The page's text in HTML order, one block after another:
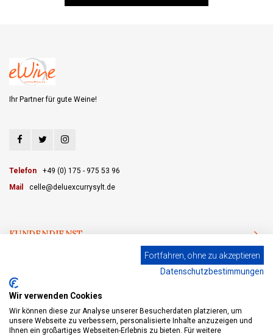
Ihr Partner für gute Weine!
Telefon
+49 (0) 175 - 975 53 96
Mail
celle@deluexcurrysylt.de
KUNDENDIENST
MEIN KONTO
Fortfahren, ohne zu akzeptieren
Datenschutzbestimmungen
Wir verwenden Cookies
Wir können diese zur Analyse unserer Besucherdaten platzieren, um
unsere Webseite zu verbessern, personalisierte Inhalte anzuzeigen und
Ihnen ein großartiges Webseiten-Erlebnis zu bieten. Für weitere